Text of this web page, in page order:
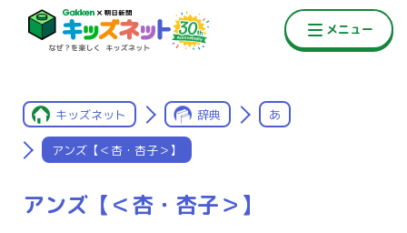
キッズネット 辞典 あ
アンズ【＜杏・杏子＞】
アンズ【＜杏・杏子＞】